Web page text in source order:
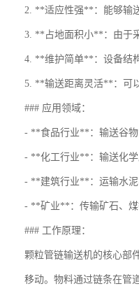
2. **适应性强**：能够输
3. **占地面积小**：由于
4. **维护简单**：设备结
5. **输送距离灵活**：可
### 应用领域：
- **食品行业**：输送谷物
- **化工行业**：输送化学
- **建筑行业**：运输水泥
- **矿业**：传输矿石、煤
### 工作原理：
颗粒管链输送机的核心部
移动。物料通过链条在管